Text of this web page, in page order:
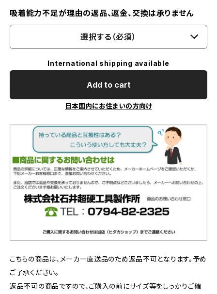
吸着能力不足が理由の返品、返金、交換は承りません
選択する（必須）
International shipping available
Add to cart
日本国内にお住まいの方向け
こちらの商品は、メーカー直送品のため返品不可となります。予め
ご了承ください。
返品不可の商品ですので、ご購入の前にサイズ等をしっかりご確